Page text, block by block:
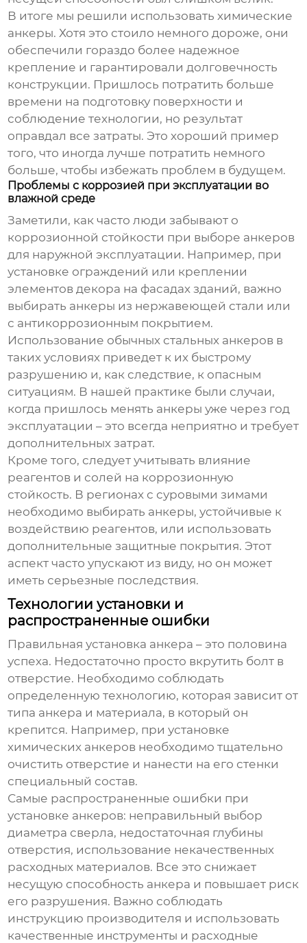
В итоге мы решили использовать химические
анкеры. Хотя это стоило немного дороже, они
обеспечили гораздо более надежное
крепление и гарантировали долговечность
конструкции. Пришлось потратить больше
времени на подготовку поверхности и
соблюдение технологии, но результат
оправдал все затраты. Это хороший пример
того, что иногда лучше потратить немного
больше, чтобы избежать проблем в будущем.
Проблемы с коррозией при эксплуатации во
влажной среде
Заметили, как часто люди забывают о
коррозионной стойкости при выборе анкеров
для наружной эксплуатации. Например, при
установке ограждений или креплении
элементов декора на фасадах зданий, важно
выбирать анкеры из нержавеющей стали или
с антикоррозионным покрытием.
Использование обычных стальных анкеров в
таких условиях приведет к их быстрому
разрушению и, как следствие, к опасным
ситуациям. В нашей практике были случаи,
когда пришлось менять анкеры уже через год
эксплуатации – это всегда неприятно и требует
дополнительных затрат.
Кроме того, следует учитывать влияние
реагентов и солей на коррозионную
стойкость. В регионах с суровыми зимами
необходимо выбирать анкеры, устойчивые к
воздействию реагентов, или использовать
дополнительные защитные покрытия. Этот
аспект часто упускают из виду, но он может
иметь серьезные последствия.
Технологии установки и
распространенные ошибки
Правильная установка анкера – это половина
успеха. Недостаточно просто вкрутить болт в
отверстие. Необходимо соблюдать
определенную технологию, которая зависит от
типа анкера и материала, в который он
крепится. Например, при установке
химических анкеров необходимо тщательно
очистить отверстие и нанести на его стенки
специальный состав.
Самые распространенные ошибки при
установке анкеров: неправильный выбор
диаметра сверла, недостаточная глубины
отверстия, использование некачественных
расходных материалов. Все это снижает
несущую способность анкера и повышает риск
его разрушения. Важно соблюдать
инструкцию производителя и использовать
качественные инструменты и расходные